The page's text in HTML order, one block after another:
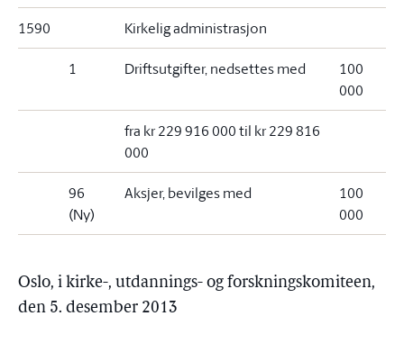
1590 Kirkelig administrasjon
1 Driftsutgifter,nedsettesmed
100
000
fra kr 229 916 000 til kr 229 816
000
96
(Ny)
Aksjer, bevilges med
100
000
Oslo, i kirke-, utdannings- og forskningskomiteen,
den 5. desember 2013